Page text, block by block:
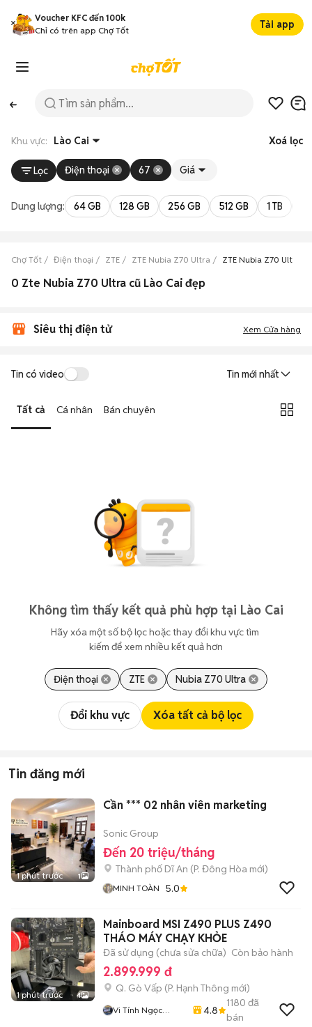
Voucher KFC đến 100k
Chỉ có trên app Chợ Tốt
Tải app
Khu vực: Lào Cai Xoá lọc
Lọc Điện thoại 67 Giá
Dung lượng: 64 GB 128 GB 256 GB 512 GB 1 TB
Chợ Tốt Điện thoại ZTE ZTE Nubia Z70 Ultra ZTE Nubia Z70 Ultra
0 Zte Nubia Z70 Ultra cũ Lào Cai đẹp
Siêu thị điện tử Xem Cửa hàng
Tin có video Tin mới nhất
Tất cả Cá nhân Bán chuyên
Không tìm thấy kết quả phù hợp tại Lào Cai
Hãy xóa một số bộ lọc hoặc thay đổi khu vực tìm
kiếm để xem nhiều kết quả hơn
Điện thoại ZTE Nubia Z70 Ultra
Đổi khu vực Xóa tất cả bộ lọc
Tin đăng mới
1 phút trước 1
Cần *** 02 nhân viên marketing
Sonic Group
Đến 20 triệu/tháng
Thành phố Dĩ An (P. Đông Hòa mới)
MINH TOÀN 5.0
1 phút trước 4
Mainboard MSI Z490 PLUS Z490
THÁO MÁY CHẠY KHỎE
Đã sử dụng (chưa sửa chữa) Còn bảo hành
2.899.999 đ
Q. Gò Vấp (P. Hạnh Thông mới)
Vi Tính Ngọc
4.8
1180 đã
bán